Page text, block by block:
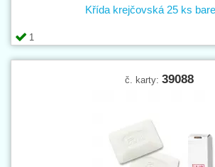
1
Křída krejčovská 25 ks
č. karty: 39088